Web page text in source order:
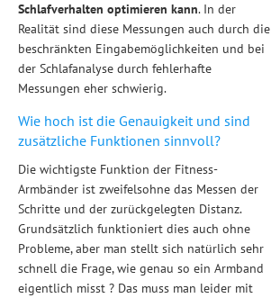
Schlafverhalten optimieren kann. In der
Realität sind diese Messungen auch durch die
beschränkten Eingabemöglichkeiten und bei
der Schlafanalyse durch fehlerhafte
Messungen eher schwierig.
Wie hoch ist die Genauigkeit und sind
zusätzliche Funktionen sinnvoll?
Die wichtigste Funktion der Fitness-
Armbänder ist zweifelsohne das Messen der
Schritte und der zurückgelegten Distanz.
Grundsätzlich funktioniert dies auch ohne
Probleme, aber man stellt sich natürlich sehr
schnell die Frage, wie genau so ein Armband
eigentlich misst ? Das muss man leider mit